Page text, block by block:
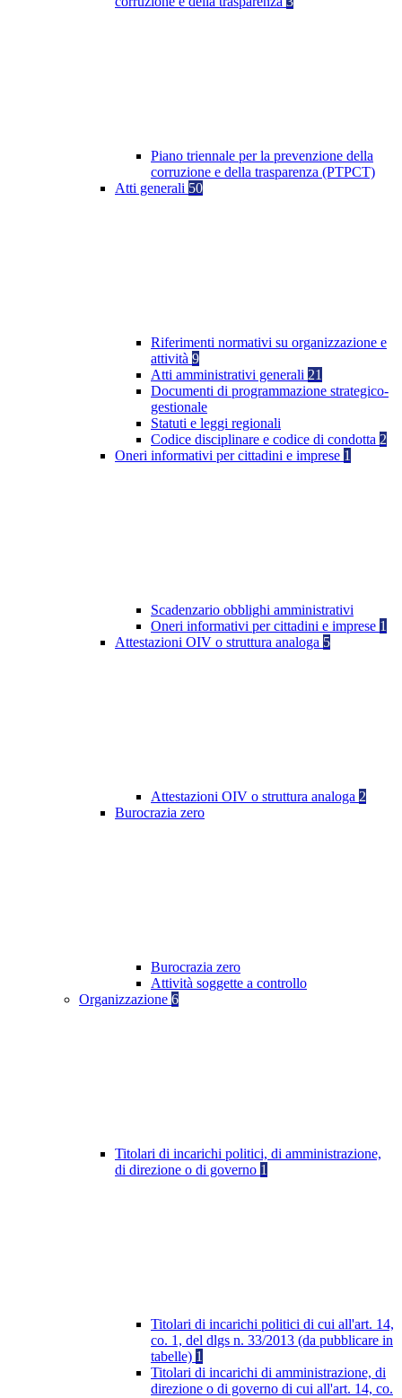
Piano triennale per la prevenzione della
corruzione e della trasparenza (PTPCT)
Atti generali 50
Riferimenti normativi su organizzazione e
attività 9
Atti amministrativi generali 21
Documenti di programmazione strategico-
gestionale
Statuti e leggi regionali
Codice disciplinare e codice di condotta 2
Oneri informativi per cittadini e imprese 1
Scadenzario obblighi amministrativi
Oneri informativi per cittadini e imprese 1
Attestazioni OIV o struttura analoga 5
Attestazioni OIV o struttura analoga 2
Burocrazia zero
Burocrazia zero
Attività soggette a controllo
Organizzazione 6
Titolari di incarichi politici, di amministrazione,
di direzione o di governo 1
Titolari di incarichi politici di cui all'art. 14,
co. 1, del dlgs n. 33/2013 (da pubblicare in
tabelle) 1
Titolari di incarichi di amministrazione, di
direzione o di governo di cui all'art. 14, co.